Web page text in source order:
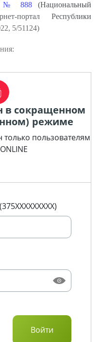
№ 888(Национальный
портал Республики
5/51124)
в сокращенном
режиме
только пользователям